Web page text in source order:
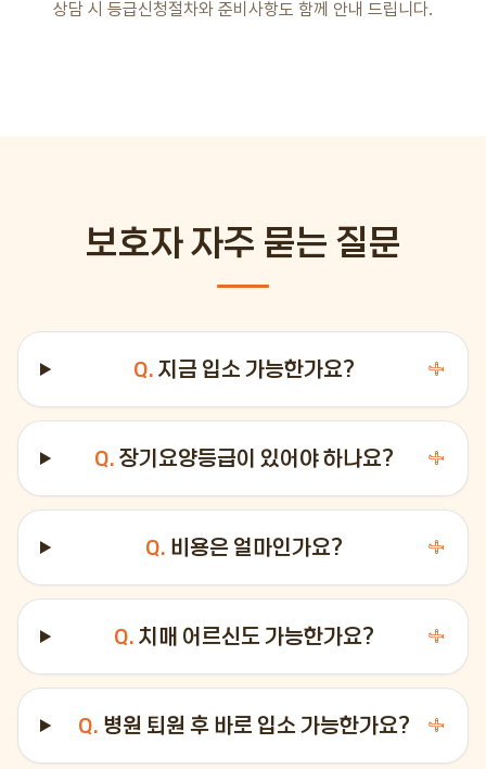
상담 시 등급신청절차와 준비사항도 함께 안내 드립니다.
보호자 자주 묻는 질문
Q. 지금 입소 가능한가요? ＋
Q. 장기요양등급이 있어야 하나요? ＋
Q. 비용은 얼마인가요? ＋
Q. 치매 어르신도 가능한가요? ＋
Q. 병원 퇴원 후 바로 입소 가능한가요? ＋